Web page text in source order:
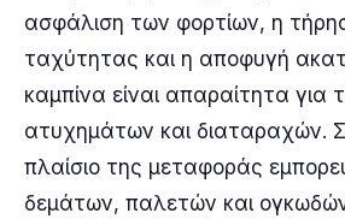
ασφάλιση των φορτίων, η
ταχύτητας και η αποφυγή
καμπίνα είναι απαραίτητα για
ατυχημάτων και διαταραχών.
πλαίσιο της μεταφοράς
δεμάτων, παλετών και